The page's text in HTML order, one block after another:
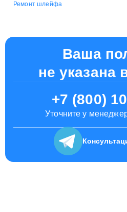
Ремонт шлейфа
Ваша
не указана
+7 (800)
Уточните у